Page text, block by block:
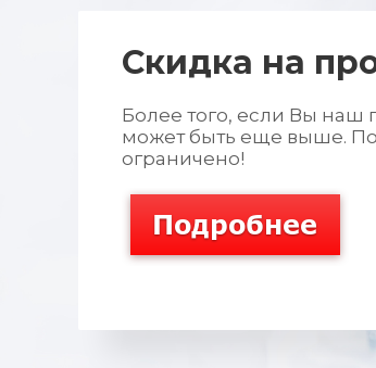
Cкидка на
Более того, если Вы наш
может быть еще выше.
ограничено!